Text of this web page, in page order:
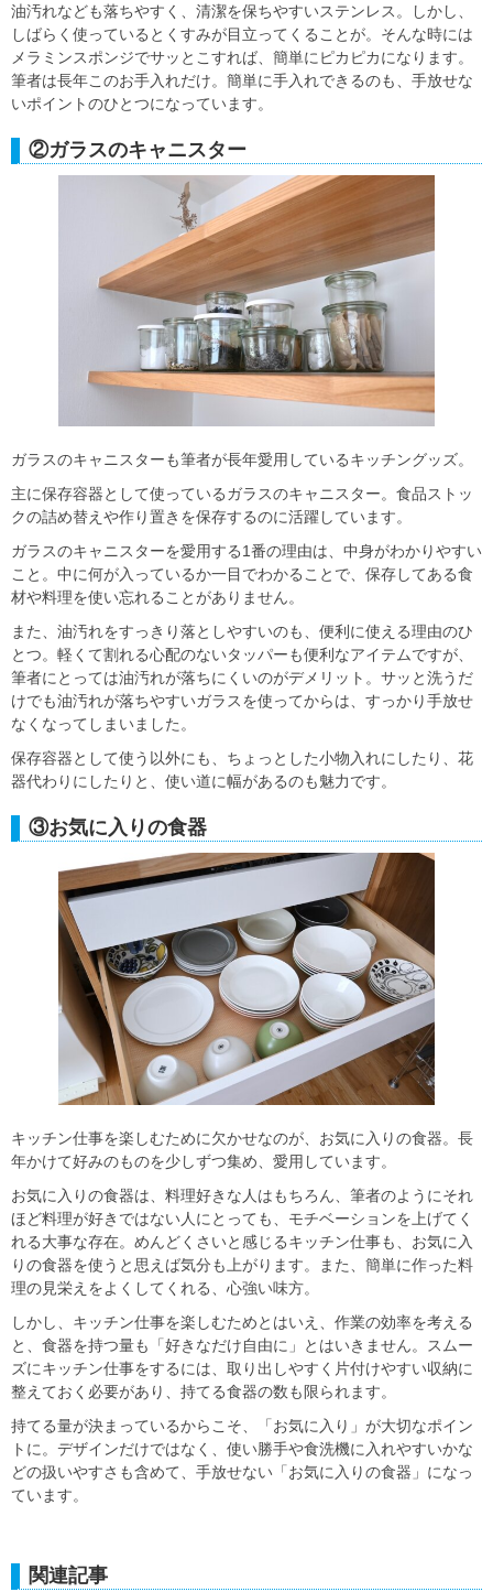
油汚れなども落ちやすく、清潔を保ちやすいステンレス。しかし、
しばらく使っているとくすみが目立ってくることが。そんな時には
メラミンスポンジでサッとこすれば、簡単にピカピカになります。
筆者は長年このお手入れだけ。簡単に手入れできるのも、手放せな
いポイントのひとつになっています。
②ガラスのキャニスター
ガラスのキャニスターも筆者が長年愛用しているキッチングッズ。
主に保存容器として使っているガラスのキャニスター。食品ストッ
クの詰め替えや作り置きを保存するのに活躍しています。
ガラスのキャニスターを愛用する1番の理由は、中身がわかりやすい
こと。中に何が入っているか一目でわかることで、保存してある食
材や料理を使い忘れることがありません。
また、油汚れをすっきり落としやすいのも、便利に使える理由のひ
とつ。軽くて割れる心配のないタッパーも便利なアイテムですが、
筆者にとっては油汚れが落ちにくいのがデメリット。サッと洗うだ
けでも油汚れが落ちやすいガラスを使ってからは、すっかり手放せ
なくなってしまいました。
保存容器として使う以外にも、ちょっとした小物入れにしたり、花
器代わりにしたりと、使い道に幅があるのも魅力です。
③お気に入りの食器
キッチン仕事を楽しむために欠かせなのが、お気に入りの食器。長
年かけて好みのものを少しずつ集め、愛用しています。
お気に入りの食器は、料理好きな人はもちろん、筆者のようにそれ
ほど料理が好きではない人にとっても、モチベーションを上げてく
れる大事な存在。めんどくさいと感じるキッチン仕事も、お気に入
りの食器を使うと思えば気分も上がります。また、簡単に作った料
理の見栄えをよくしてくれる、心強い味方。
しかし、キッチン仕事を楽しむためとはいえ、作業の効率を考える
と、食器を持つ量も「好きなだけ自由に」とはいきません。スムー
ズにキッチン仕事をするには、取り出しやすく片付けやすい収納に
整えておく必要があり、持てる食器の数も限られます。
持てる量が決まっているからこそ、「お気に入り」が大切なポイン
トに。デザインだけではなく、使い勝手や食洗機に入れやすいかな
どの扱いやすさも含めて、手放せない「お気に入りの食器」になっ
ています。
関連記事